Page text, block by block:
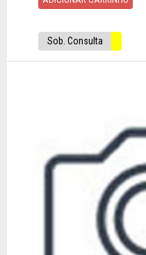
Sob. Consulta